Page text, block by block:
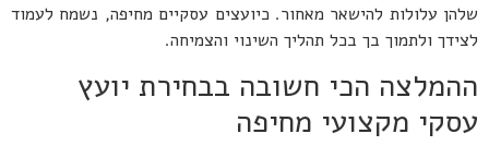
שלהן עלולות להישאר מאחור. כיועצים עסקיים מחיפה, נשמח לעמוד
לצידך ולתמוך בך בכל תהליך השינוי והצמיחה.
ההמלצה הכי חשובה בבחירת יועץ
עסקי מקצועי מחיפה